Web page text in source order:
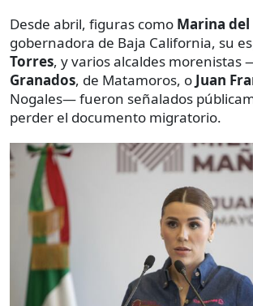
Desde abril, figuras como Marina
gobernadora de Baja California, su
Torres, y varios alcaldes morenistas
Granados, de Matamoros, o Juan
Nogales— fueron señalados
perder el documento migratorio.